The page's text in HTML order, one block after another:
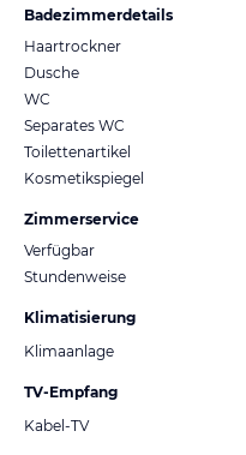
Badezimmerdetails
Haartrockner
Dusche
WC
Separates WC
Toilettenartikel
Kosmetikspiegel
Zimmerservice
Verfügbar
Stundenweise
Klimatisierung
Klimaanlage
TV-Empfang
Kabel-TV